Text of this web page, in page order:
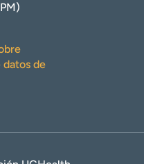
datos de